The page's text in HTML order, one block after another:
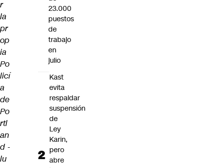
r
la
pr
op
ia
Po
licí
a
de
Po
rtl
an
d -
lu
23.000
puestos
de
trabajo
en
julio
Kast
evita
respaldar
suspensión
de
Ley
Karin,
pero
abre